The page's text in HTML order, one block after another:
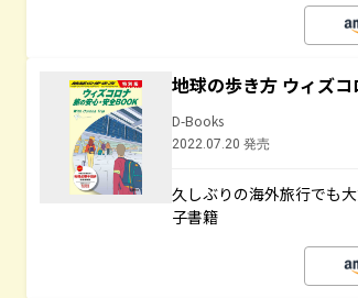
地球の歩き方 ウィズ
D-Books
2022.07.20 発売
久しぶりの海外旅行でも
子書籍